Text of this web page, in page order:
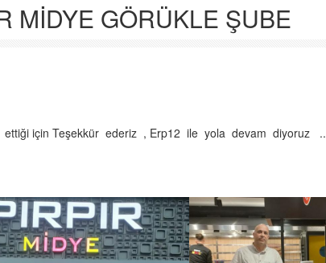
MİDYE GÖRÜKLE ŞUBE
ettiği için Teşekkür ederiz , Erp12 ile yola devam diyoruz ..